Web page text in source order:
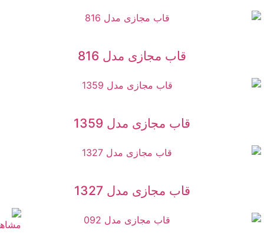
قاب مجازی مدل 816
قاب مجازی مدل 1359
قاب مجازی مدل 1327